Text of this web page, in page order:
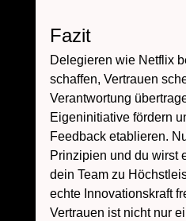
Fazit
Delegieren wie Netflix
schaffen, Vertrauen
Verantwortung
Eigeninitiative fördern
Feedback etablieren.
Prinzipien und du wirst
dein Team zu
echte Innovationskraft
Vertrauen ist nicht nur